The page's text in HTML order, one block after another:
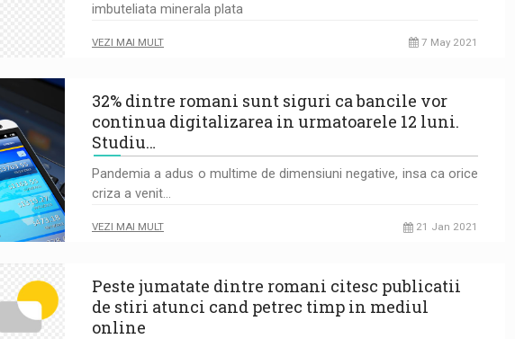
imbuteliata minerala plata
VEZI MAI MULT 7 May 2021
32% dintre romani sunt siguri ca bancile vor
continua digitalizarea in urmatoarele 12 luni.
Studiu…
Pandemia a adus o multime de dimensiuni negative, insa ca orice
criza a venit…
VEZI MAI MULT 21 Jan 2021
Peste jumatate dintre romani citesc publicatii
de stiri atunci cand petrec timp in mediul
online